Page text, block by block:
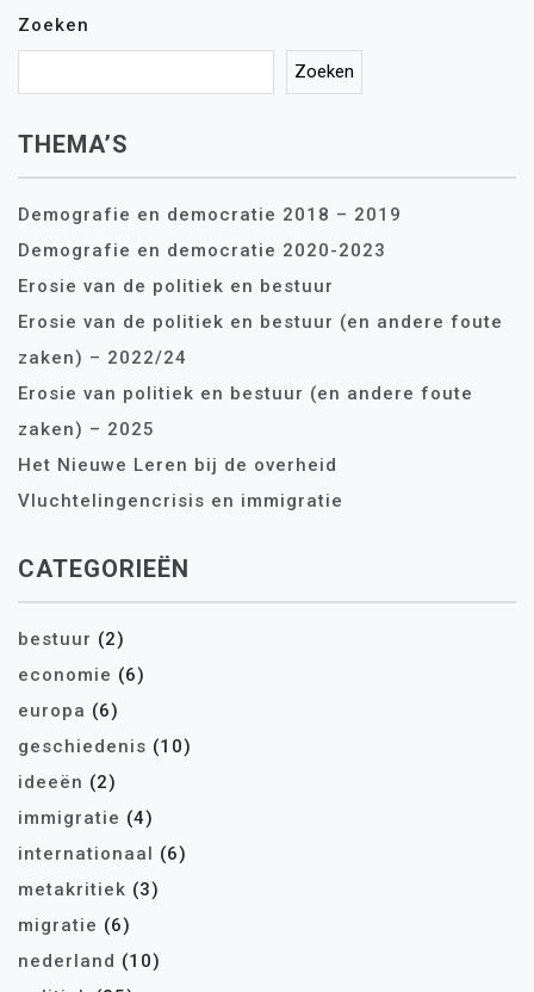
Zoeken
Zoeken
THEMA’S
Demografie en democratie 2018 – 2019
Demografie en democratie 2020-2023
Erosie van de politiek en bestuur
Erosie van de politiek en bestuur (en andere foute
zaken) – 2022/24
Erosie van politiek en bestuur (en andere foute
zaken) – 2025
Het Nieuwe Leren bij de overheid
Vluchtelingencrisis en immigratie
CATEGORIEËN
bestuur (2)
economie (6)
europa (6)
geschiedenis (10)
ideeën (2)
immigratie (4)
internationaal (6)
metakritiek (3)
migratie (6)
nederland (10)